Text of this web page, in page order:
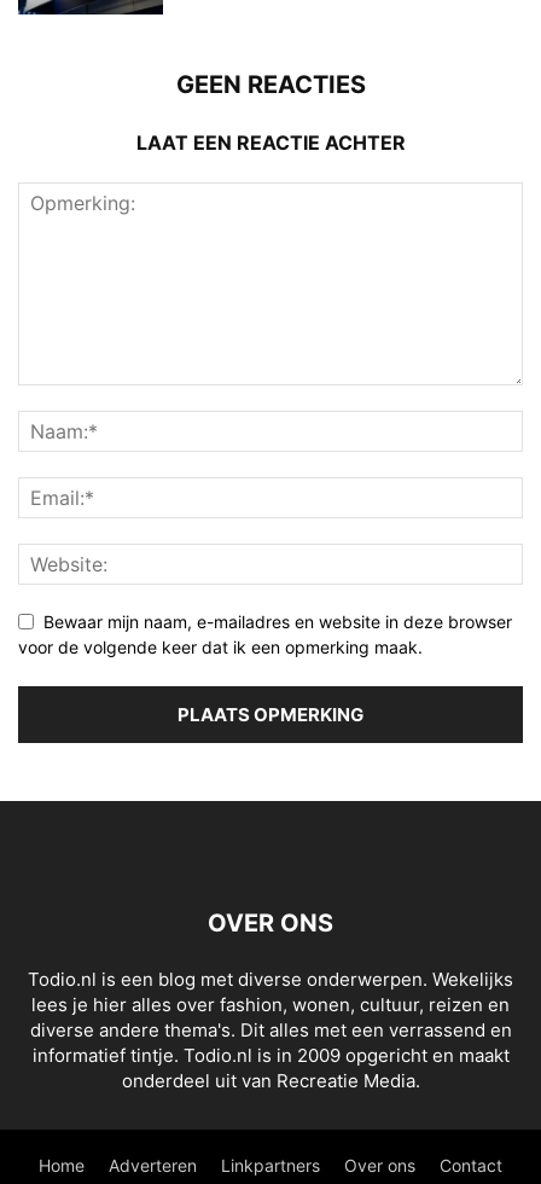
GEEN REACTIES
LAAT EEN REACTIE ACHTER
Bewaar mijn naam, e-mailadres en website in deze browser
voor de volgende keer dat ik een opmerking maak.
OVER ONS
Todio.nl is een blog met diverse onderwerpen. Wekelijks
lees je hier alles over fashion, wonen, cultuur, reizen en
diverse andere thema's. Dit alles met een verrassend en
informatief tintje. Todio.nl is in 2009 opgericht en maakt
onderdeel uit van Recreatie Media.
Home Adverteren Linkpartners Over ons Contact